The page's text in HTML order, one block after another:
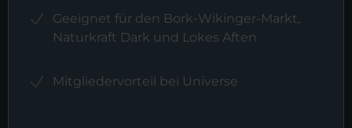
Geeignet für den Bork-Wikinger-Markt,
Naturkraft Dark und Lokes Aften
Mitgliedervorteil bei Universe